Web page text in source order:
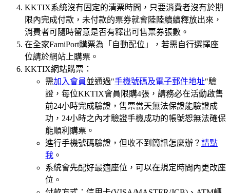
KKTIX系統沒有固定的清票時間，只要消費者沒有於期
限內完成付款，未付款的票券就會陸陸續續釋放出來，
消費者可隨時留意是否有釋出可售票券張數。
在全家FamiPort購票為「自動配位」，若需自行選擇座
位請於網站上購票。
KKTIX網站購票：
需加入會員並通過"手機號碼及電子郵件地址"驗
證，每位KKTIX會員限購4張，請務必在活動啟售
前24小時完成驗證，售票當天無法保證能驗證成
功，24小時之內才驗證手機成功的帳號恕無法確保
能順利購票。
進行手機號碼驗證，但收不到簡訊怎麼辦？ 請點
我 。
系統會先配好最適座位，可以在規定時間內更改座
位。